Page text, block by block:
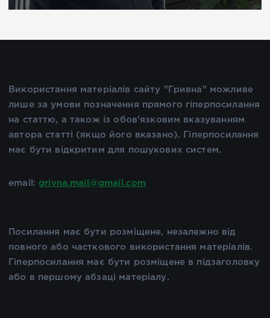
Використання матеріалів сайту "Гривна" можливе
лише за умови позначення прямого гіперпосилання
на статтю, а також із обов'язковим вказуванням
автора статті (якщо його вказано). Гіперпосилання
має бути відкритим для пошукових систем.
email: grivna.mail@gmail.com
Посилання має бути розміщене, незалежно від
повного або часткового використання матеріалів.
Гіперпосилання має бути розміщене в підзаголовку
або в першому абзаці матеріалу.